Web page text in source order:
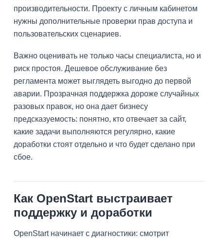
производительности. Проекту с личным кабинетом
нужны дополнительные проверки прав доступа и
пользовательских сценариев.
Важно оценивать не только часы специалиста, но и
риск простоя. Дешевое обслуживание без
регламента может выглядеть выгодно до первой
аварии. Прозрачная поддержка дороже случайных
разовых правок, но она дает бизнесу
предсказуемость: понятно, кто отвечает за сайт,
какие задачи выполняются регулярно, какие
доработки стоят отдельно и что будет сделано при
сбое.
Как OpenStart выстраивает
поддержку и доработки
OpenStart начинает с диагностики: смотрит